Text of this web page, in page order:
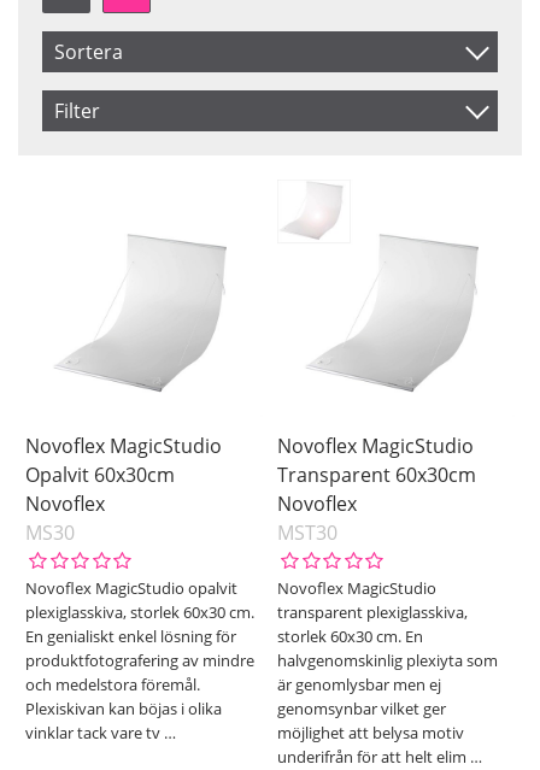
Sortera
Artikelkod
Filter
Novoflex MagicStudio
Opalvit 60x30cm
Novoflex
MS30
Novoflex MagicStudio opalvit
plexiglasskiva, storlek 60x30 cm.
En genialiskt enkel lösning för
produktfotografering av mindre
och medelstora föremål.
Plexiskivan kan böjas i olika
vinklar tack vare tv …
Novoflex MagicStudio
Transparent 60x30cm
Novoflex
MST30
Novoflex MagicStudio
transparent plexiglasskiva,
storlek 60x30 cm. En
halvgenomskinlig plexiyta som
är genomlysbar men ej
genomsynbar vilket ger
möjlighet att belysa motiv
underifrån för att helt elim …